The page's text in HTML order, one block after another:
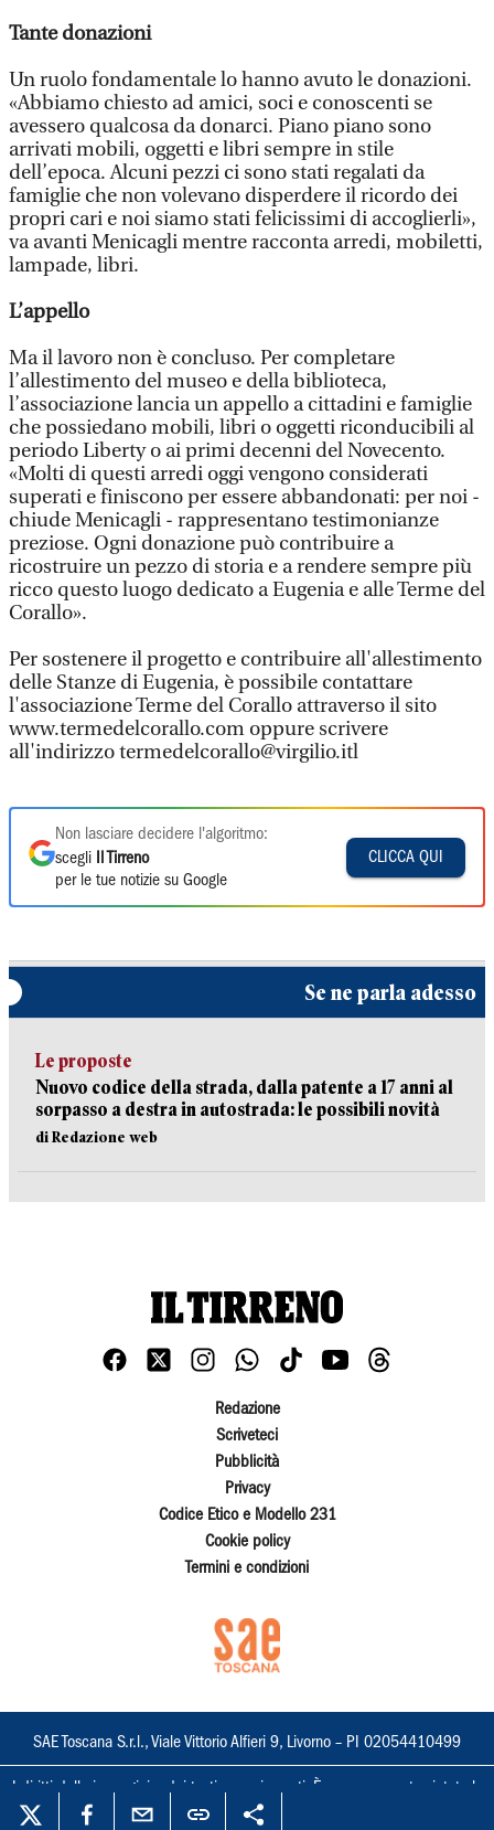
Tante donazioni
Un ruolo fondamentale lo hanno avuto le donazioni.
«Abbiamo chiesto ad amici, soci e conoscenti se
avessero qualcosa da donarci. Piano piano sono
arrivati mobili, oggetti e libri sempre in stile
dell’epoca. Alcuni pezzi ci sono stati regalati da
famiglie che non volevano disperdere il ricordo dei
propri cari e noi siamo stati felicissimi di accoglierli»,
va avanti Menicagli mentre racconta arredi, mobiletti,
lampade, libri.
L’appello
Ma il lavoro non è concluso. Per completare
l’allestimento del museo e della biblioteca,
l’associazione lancia un appello a cittadini e famiglie
che possiedano mobili, libri o oggetti riconducibili al
periodo Liberty o ai primi decenni del Novecento.
«Molti di questi arredi oggi vengono considerati
superati e finiscono per essere abbandonati: per noi -
chiude Menicagli - rappresentano testimonianze
preziose. Ogni donazione può contribuire a
ricostruire un pezzo di storia e a rendere sempre più
ricco questo luogo dedicato a Eugenia e alle Terme del
Corallo».
Per sostenere il progetto e contribuire all'allestimento
delle Stanze di Eugenia, è possibile contattare
l'associazione Terme del Corallo attraverso il sito
www.termedelcorallo.com oppure scrivere
all'indirizzo termedelcorallo@virgilio.itl
Non lasciare decidere l'algoritmo:
scegli
Il Tirreno
per le tue notizie su Google
CLICCA QUI
Se ne parla adesso
Le proposte
Nuovo codice della strada, dalla patente a 17 anni al
sorpasso a destra in autostrada: le possibili novità
di Redazione web
Redazione
Scriveteci
Pubblicità
Privacy
Codice Etico e Modello 231
Cookie policy
Termini e condizioni
SAE Toscana S.r.l., Viale Vittorio Alfieri 9, Livorno – PI 02054410499
I diritti delle immagini e dei testi sono riservati. È espressamente vietata la
loro riproduzione con qualsiasi mezzo e l'adattamento totale o parziale.